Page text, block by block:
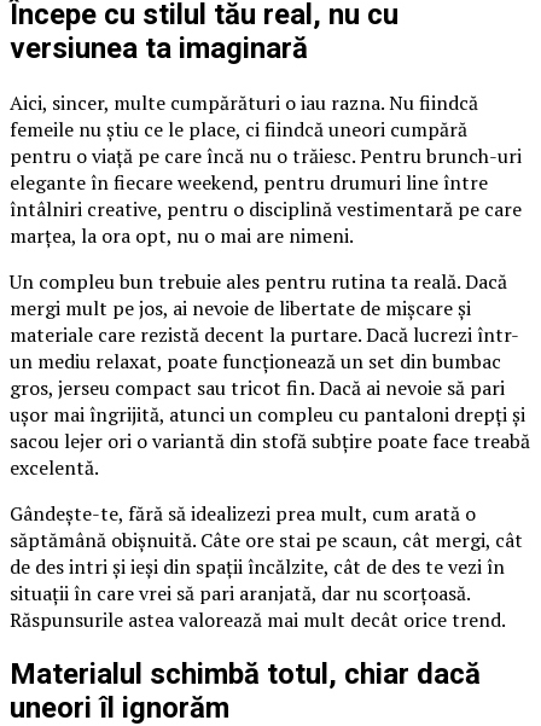
Începe cu stilul tău real, nu cu
versiunea ta imaginară
Aici, sincer, multe cumpărături o iau razna. Nu fiindcă
femeile nu știu ce le place, ci fiindcă uneori cumpără
pentru o viață pe care încă nu o trăiesc. Pentru brunch-uri
elegante în fiecare weekend, pentru drumuri line între
întâlniri creative, pentru o disciplină vestimentară pe care
marțea, la ora opt, nu o mai are nimeni.
Un compleu bun trebuie ales pentru rutina ta reală. Dacă
mergi mult pe jos, ai nevoie de libertate de mișcare și
materiale care rezistă decent la purtare. Dacă lucrezi într-
un mediu relaxat, poate funcționează un set din bumbac
gros, jerseu compact sau tricot fin. Dacă ai nevoie să pari
ușor mai îngrijită, atunci un compleu cu pantaloni drepți și
sacou lejer ori o variantă din stofă subțire poate face treabă
excelentă.
Gândește-te, fără să idealizezi prea mult, cum arată o
săptămână obișnuită. Câte ore stai pe scaun, cât mergi, cât
de des intri și ieși din spații încălzite, cât de des te vezi în
situații în care vrei să pari aranjată, dar nu scorțoasă.
Răspunsurile astea valorează mai mult decât orice trend.
Materialul schimbă totul, chiar dacă
uneori îl ignorăm